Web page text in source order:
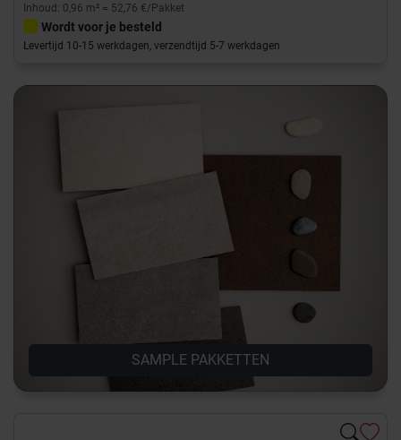
Inhoud: 0,96 m² = 52,76 €/Pakket
Wordt voor je besteld
Levertijd 10-15 werkdagen, verzendtijd 5-7 werkdagen
SAMPLE PAKKETTEN